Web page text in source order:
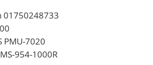
01750248733
PMU-7020
954-1000R